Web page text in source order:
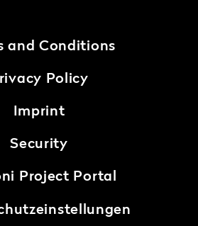
and Conditions
Policy
Imprint
Security
Project Portal